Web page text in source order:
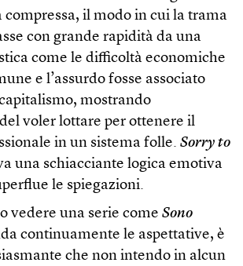
compressa, il modo in cui la trama
con grande rapidità da una
come le difficoltà economiche
e l’assurdo fosse associato
mostrando
voler lottare per ottenere il
in un sistema folle. Sorry to
una schiacciante logica emotiva
le spiegazioni.
vedere una serie come Sono
continuamente le aspettative, è
che non intendo in alcun